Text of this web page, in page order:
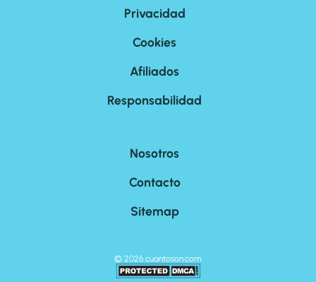
Privacidad
Cookies
Afiliados
Responsabilidad
Nosotros
Contacto
Sitemap
© 2026 cuantoson.com